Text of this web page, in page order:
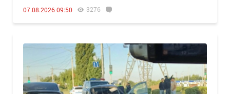
07.08.2026 09:50 3276